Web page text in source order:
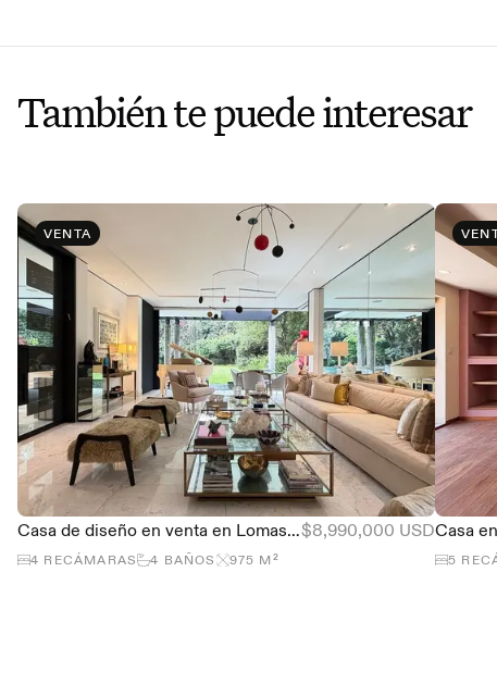
También te puede interesar
VENTA
Casa de diseño en venta en Lomas de Chapultepec, 4 recámaras y alberca$8,990,000 USD
4 RECÁMARAS 4 BAÑOS 975 M² 5